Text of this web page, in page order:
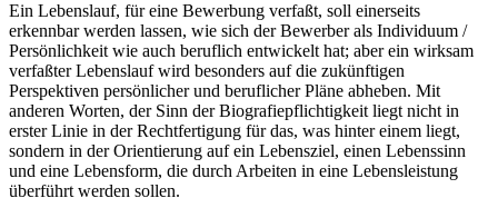
Ein Lebenslauf, für eine Bewerbung verfaßt, soll einerseits
erkennbar werden lassen, wie sich der Bewerber als Individuum /
Persönlichkeit wie auch beruflich entwickelt hat; aber ein wirksam
verfaßter Lebenslauf wird besonders auf die zukünftigen
Perspektiven persönlicher und beruflicher Pläne abheben. Mit
anderen Worten, der Sinn der Biografiepflichtigkeit liegt nicht in
erster Linie in der Rechtfertigung für das, was hinter einem liegt,
sondern in der Orientierung auf ein Lebensziel, einen Lebenssinn
und eine Lebensform, die durch Arbeiten in eine Lebensleistung
überführt werden sollen.